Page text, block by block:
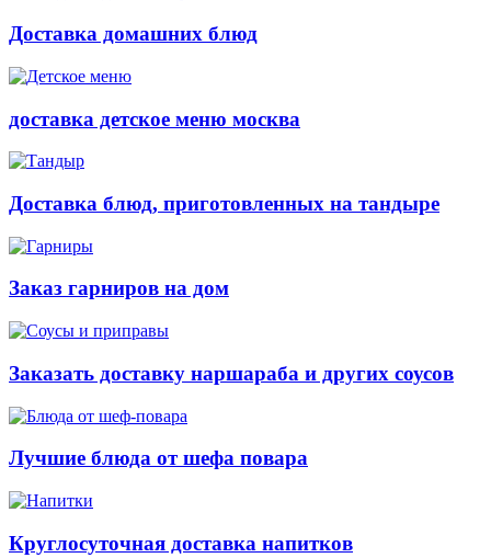
Доставка домашних блюд
доставка детское меню москва
Доставка блюд, приготовленных на тандыре
Заказ гарниров на дом
Заказать доставку наршараба и других соусов
Лучшие блюда от шефа повара
Круглосуточная доставка напитков